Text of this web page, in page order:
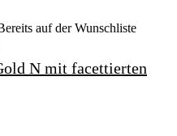
auf der Wunschliste
N mit facettierten